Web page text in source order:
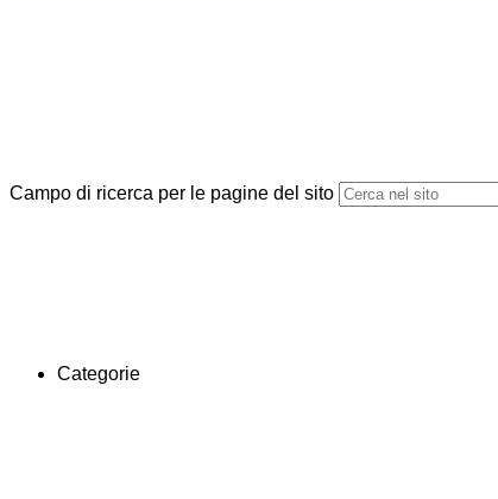
Campo di ricerca per le pagine del sito
Categorie